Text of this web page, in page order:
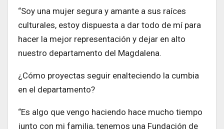
“Soy ⁠una mujer segura y amante a sus raíces
culturales, estoy dispuesta a dar todo de mí para
hacer la mejor representación y dejar en alto
nuestro departamento del Magdalena.
¿Cómo proyectas seguir enalteciendo la cumbia
en el departamento?
“Es algo que vengo haciendo hace mucho tiempo
junto con mi familia, tenemos una Fundación de